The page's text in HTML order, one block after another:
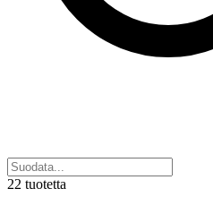
22 tuotetta